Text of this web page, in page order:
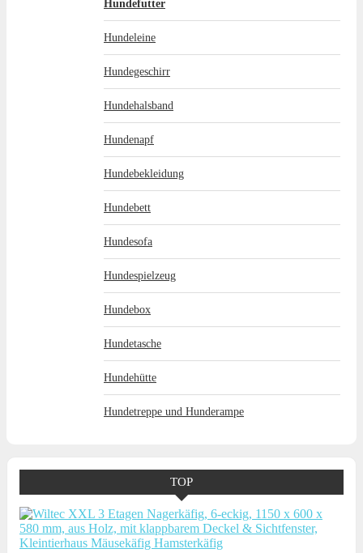
Hundefutter
Hundeleine
Hundegeschirr
Hundehalsband
Hundenapf
Hundebekleidung
Hundebett
Hundesofa
Hundespielzeug
Hundebox
Hundetasche
Hundehütte
Hundetreppe und Hunderampe
TOP